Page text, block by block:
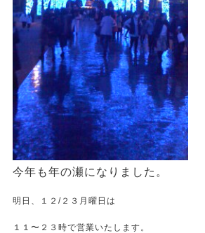
今年も年の瀬になりました。
明日、１２/２３月曜日は
１１〜２３時で営業いたします。